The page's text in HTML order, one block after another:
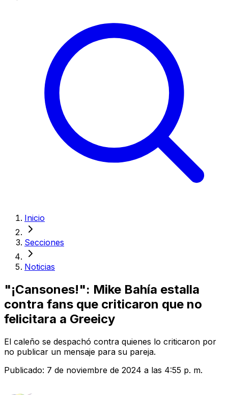
Inicio
Secciones
Noticias
"¡Cansones!": Mike Bahía estalla
contra fans que criticaron que no
felicitara a Greeicy
El caleño se despachó contra quienes lo criticaron por
no publicar un mensaje para su pareja.
Publicado: 7 de noviembre de 2024 a las 4:55 p. m.